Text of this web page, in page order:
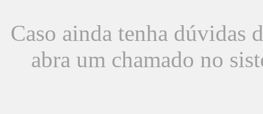
Caso ainda tenha dúvidas
abra um chamado no